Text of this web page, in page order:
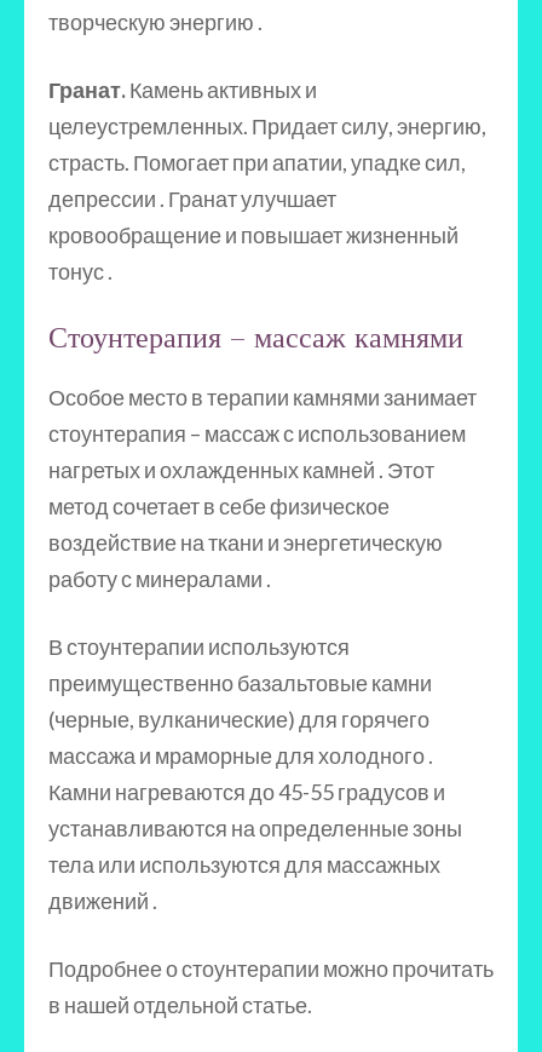
творческую энергию .
Гранат.Камень активных и
целеустремленных. Придает силу, энергию,
страсть. Помогает при апатии, упадке сил,
депрессии . Гранат улучшает
кровообращение и повышает жизненный
тонус .
Стоунтерапия – массаж камнями
Особое место в терапии камнями занимает
стоунтерапия – массаж с использованием
нагретых и охлажденных камней . Этот
метод сочетает в себе физическое
воздействие на ткани и энергетическую
работу с минералами .
В стоунтерапии используются
преимущественно базальтовые камни
(черные, вулканические) для горячего
массажа и мраморные для холодного .
Камни нагреваются до 45-55 градусов и
устанавливаются на определенные зоны
тела или используются для массажных
движений .
Подробнее о стоунтерапии можно прочитать
в нашей отдельной статье.